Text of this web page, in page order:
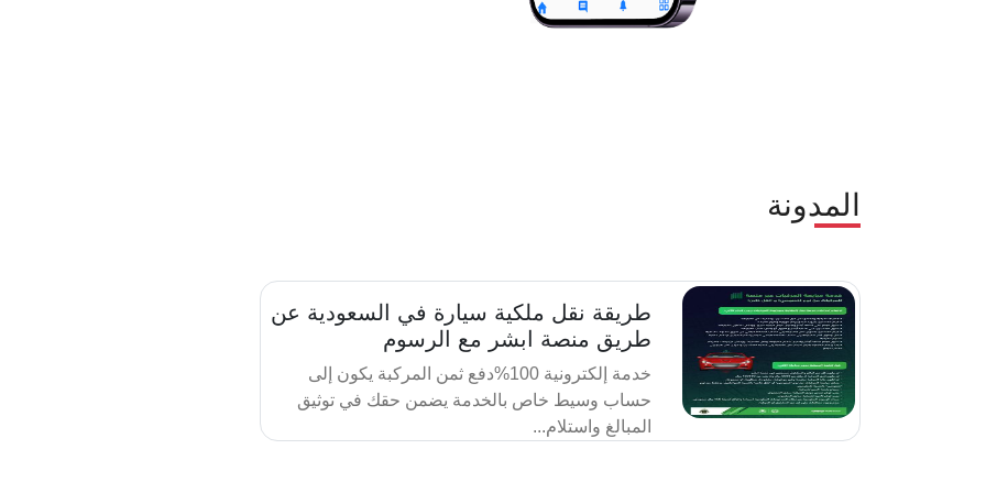
المدونة
طريقة نقل ملكية سيارة في السعودية عن
طريق منصة ابشر مع الرسوم
خدمة إلكترونية 100%دفع ثمن المركبة يكون إلى
حساب وسيط خاص بالخدمة يضمن حقك في توثيق
المبالغ واستلام...